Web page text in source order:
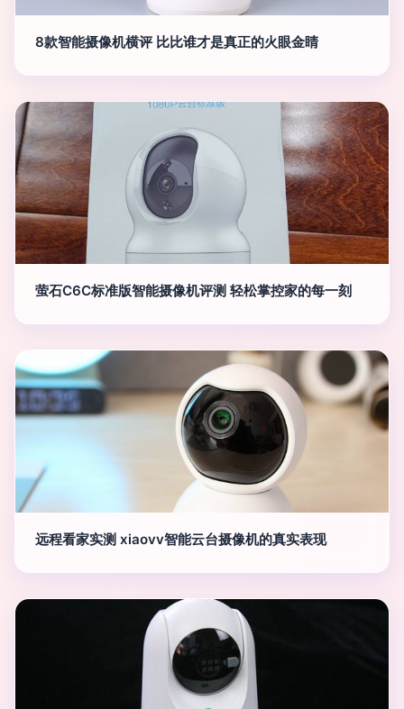
8款智能摄像机横评 比比谁才是真正的火眼金睛
萤石C6C标准版智能摄像机评测 轻松掌控家的每一刻
远程看家实测 xiaovv智能云台摄像机的真实表现